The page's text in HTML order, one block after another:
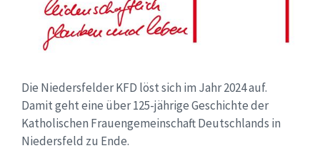
Die Niedersfelder KFD löst sich im Jahr 2024 auf.
Damit geht eine über 125-jährige Geschichte der
Katholischen Frauengemeinschaft Deutschlands in
Niedersfeld zu Ende.